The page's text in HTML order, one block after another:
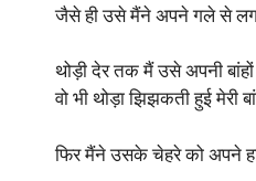
जैसे ही उसे मैंने अपने गले से
थोड़ी देर तक मैं उसे अपनी
वो भी थोड़ा झिझकती हुई मेरी
फिर मैंने उसके चेहरे को अपने